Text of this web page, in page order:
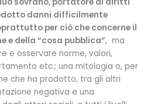
danni difficilmente
per ciò che concerne il
e della “cosa pubblica”, ma
e osservare norme, valori,
etc.; una mitologia o, per
che ha prodotto, tra gli altri
negativa e una